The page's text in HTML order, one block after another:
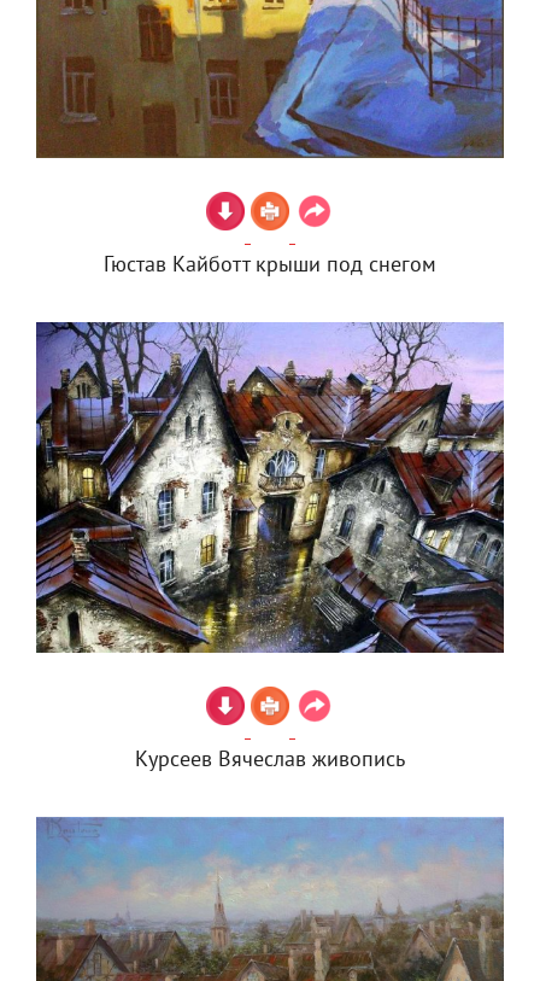
Гюстав Кайботт крыши под снегом
Курсеев Вячеслав живопись